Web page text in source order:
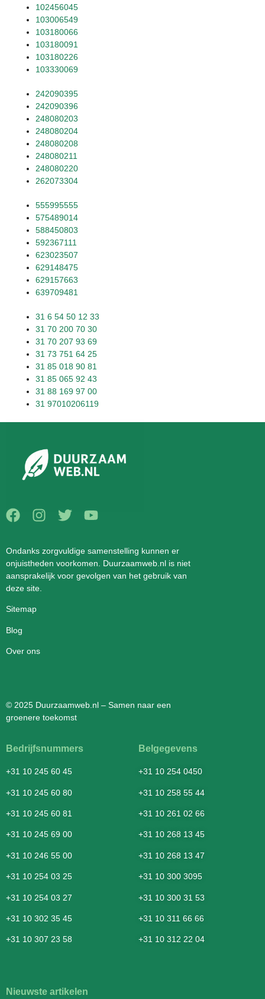
102456045
103006549
103180066
103180091
103180226
103330069
242090395
242090396
248080203
248080204
248080208
248080211
248080220
262073304
555995555
575489014
588450803
592367111
623023507
629148475
629157663
639709481
31 6 54 50 12 33
31 70 200 70 30
31 70 207 93 69
31 73 751 64 25
31 85 018 90 81
31 85 065 92 43
31 88 169 97 00
31 97010206119
Ondanks zorgvuldige samenstelling kunnen er
onjuistheden voorkomen. Duurzaamweb.nl is niet
aansprakelijk voor gevolgen van het gebruik van
deze site.
Sitemap
Blog
Over ons
© 2025 Duurzaamweb.nl – Samen naar een
groenere toekomst
Bedrijfsnummers
+31 10 245 60 45
+31 10 245 60 80
+31 10 245 60 81
+31 10 245 69 00
+31 10 246 55 00
+31 10 254 03 25
+31 10 254 03 27
+31 10 302 35 45
+31 10 307 23 58
Belgegevens
+31 10 254 0450
+31 10 258 55 44
+31 10 261 02 66
+31 10 268 13 45
+31 10 268 13 47
+31 10 300 3095
+31 10 300 31 53
+31 10 311 66 66
+31 10 312 22 04
Nieuwste artikelen